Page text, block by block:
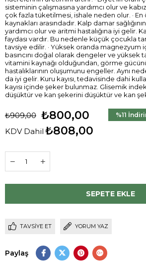
sisteminin çalışmasına yardımcı olur ve
çok fazla tüketilmesi, ishale neden olur. ·
kaynakları arasındadır. Kalp damar
yardımcı olur ve aritmi hastalığına iyi gelir.
faydası vardır. Bu nedenle küçük çocukla
tavsiye edilir. · Yüksek oranda magnezyum
basıncını doğal olarak dengeler ve yüksek
vitamini kaynağı olduğundan, görme
hastalıklarının oluşumunu engeller. Aynı
da iyi gelir. Kuru kayısı, tedavisinde dahi
kayısı içinde şeker bulunmaz. Glisemik
düşüktür ve kan şekerini düşüktür ve kan
₺909,00 ₺800,00
KDV Dahil ₺808,00
%11
TAVSIYE ET YORUM YAZ
Paylaş